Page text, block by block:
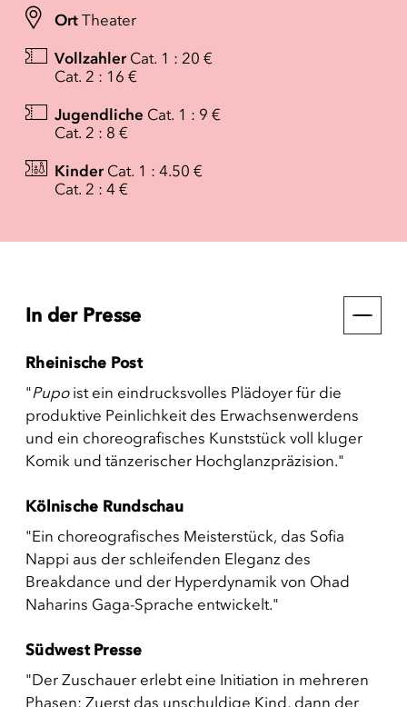
Ort Theater
Vollzahler Cat. 1 : 20 €
Cat. 2 : 16 €
Jugendliche Cat. 1 : 9 €
Cat. 2 : 8 €
Kinder Cat. 1 : 4.50 €
Cat. 2 : 4 €
In der Presse
Rheinische Post
"Pupoist ein eindrucksvolles Plädoyer für die
produktive Peinlichkeit des Erwachsenwerdens
und ein choreografisches Kunststück voll kluger
Komik und tänzerischer Hochglanzpräzision."
Kölnische Rundschau
"Ein choreografisches Meisterstück, das Sofia
Nappi aus der schleifenden Eleganz des
Breakdance und der Hyperdynamik von Ohad
Naharins Gaga-Sprache entwickelt."
Südwest Presse
"Der Zuschauer erlebt eine Initiation in mehreren
Phasen: Zuerst das unschuldige Kind, dann der